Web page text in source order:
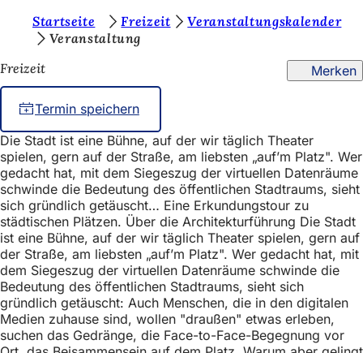
Inhalt anspringen
e
e
f
i
n
d
e
n
s
i
Startseite Freizeit
Veranstaltungskalender
Veranstaltung
Freizeit
Merken
Termin speichern
Die Stadt ist eine Bühne, auf der wir täglich Theater
spielen, gern auf der Straße, am liebsten „auf’m Platz". Wer
gedacht hat, mit dem Siegeszug der virtuellen Datenräume
schwinde die Bedeutung des öffentlichen Stadtraums, sieht
sich gründlich getäuscht… Eine Erkundungstour zu
städtischen Plätzen. Über die Architekturführung Die Stadt
ist eine Bühne, auf der wir täglich Theater spielen, gern auf
der Straße, am liebsten „auf’m Platz". Wer gedacht hat, mit
dem Siegeszug der virtuellen Datenräume schwinde die
Bedeutung des öffentlichen Stadtraums, sieht sich
gründlich getäuscht: Auch Menschen, die in den digitalen
Medien zuhause sind, wollen "draußen" etwas erleben,
suchen das Gedränge, die Face-to-Face-Begegnung vor